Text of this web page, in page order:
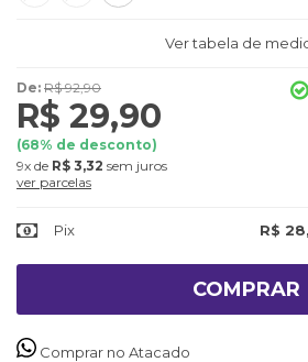
Ver tabela de
De: R$ 92,90
R$ 29,90
(68% de desconto)
9x de R$ 3,32 sem juros
ver parcelas
Pix R$
COMPRAR
Comprar no Atacado